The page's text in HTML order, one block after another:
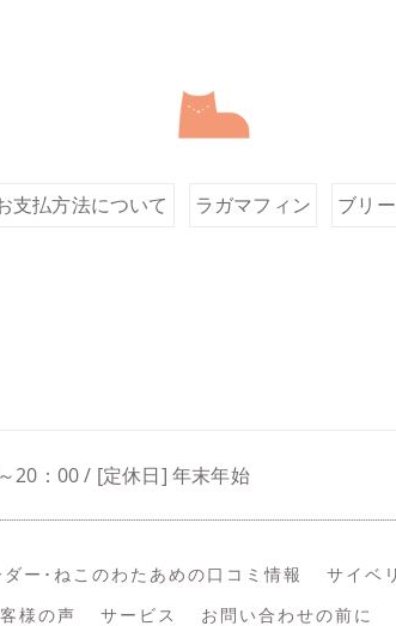
支払方法について ラガマフィン ブリ
20：00 / [定休日] 年末年始
ー･ねこのわたあめの口コミ情報
サイベ
様の声
サービス お問い合わせの前に